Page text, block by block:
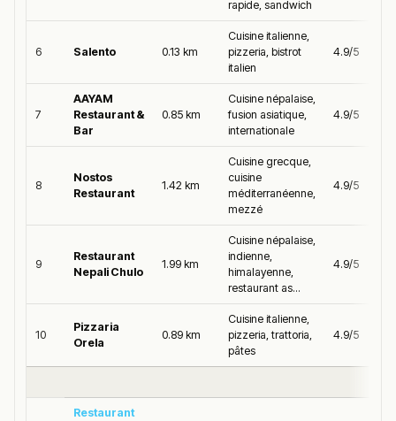
rapide, sandwich
6 Salento 0.13 km
Cuisine italienne,
pizzeria, bistrot
italien
4.9/5
7
AAYAM
Restaurant &
Bar
0.85 km
Cuisine népalaise,
fusion asiatique,
internationale
4.9/5
8
Nostos
Restaurant
1.42 km
Cuisine grecque,
cuisine
méditerranéenne,
mezzé
4.9/5
9
Restaurant
Nepali Chulo
1.99 km
Cuisine népalaise,
indienne,
himalayenne,
restaurant as...
4.9/5
10
Pizzaria
Orela
0.89 km
Cuisine italienne,
pizzeria, trattoria,
pâtes
4.9/5
Restaurant